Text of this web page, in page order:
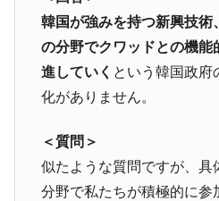
韓国が強みを持つ新興技術
の分野でクワッドとの機能
進していく という韓国政府
化がありません。
＜質問＞
似たような質問ですが、具
分野で私たちが積極的に参